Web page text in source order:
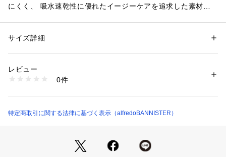
にくく、 吸水速乾性に優れたイージーケアを追求した素材で
オススメです。
（トラベストストライプジャケット品番：02380082008）
ブルー モデル：H182 B89 W73 H90 着用サイズ：48
性別：メンズ
素材：表地 ポリエステル 100% 別地 キュプラ 100% 裏地 キュプラ100%
洗濯：ドライクリーニング
※詳しい洗濯方法については、商品の品質表示タグをご覧ください
02380032008 （ショップ）
サイズ詳細
レビュー
0件
特定商取引に関する法律に基づく表示（alfredoBANNISTER）